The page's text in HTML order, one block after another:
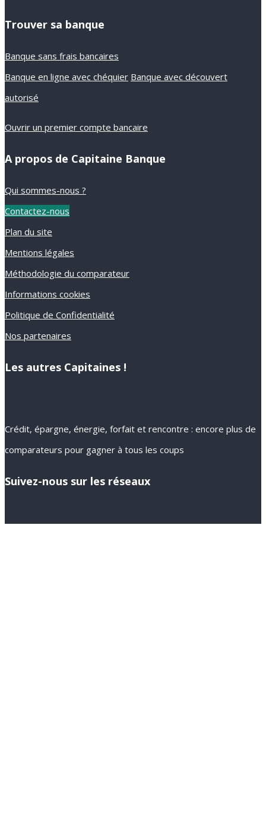
Trouver sa banque
Banque sans frais bancaires
Banque en ligne avec chéquier Banque avec découvert
autorisé
Ouvrir un premier compte bancaire
A propos de Capitaine Banque
Qui sommes-nous ?
Contactez-nous
Plan du site
Mentions légales
Méthodologie du comparateur
Informations cookies
Politique de Confidentialité
Nos partenaires
Les autres Capitaines !
Crédit, épargne, énergie, forfait et rencontre : encore plus de
comparateurs pour gagner à tous les coups
Suivez-nous sur les réseaux